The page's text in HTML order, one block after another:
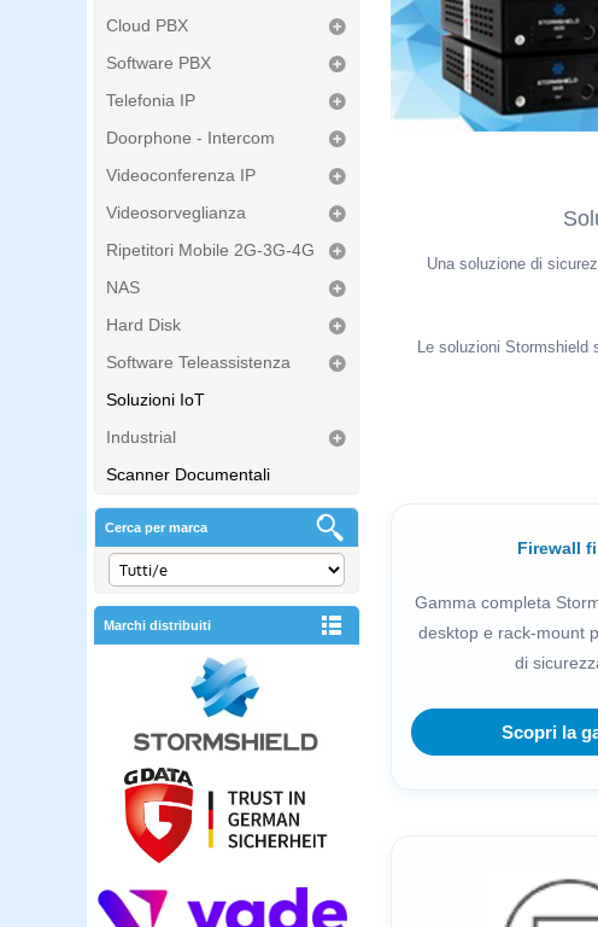
Cloud PBX
Software PBX
Telefonia IP
Doorphone - Intercom
Videoconferenza IP
Videosorveglianza
Ripetitori Mobile 2G-3G-4G
NAS
Hard Disk
Software Teleassistenza
Soluzioni IoT
Industrial
Scanner Documentali
Cerca per marca
Marchi distribuiti
Una soluzione di
Le soluzioni
Firewall
Gamma completa
desktop e rack-mount
di
Scopri la